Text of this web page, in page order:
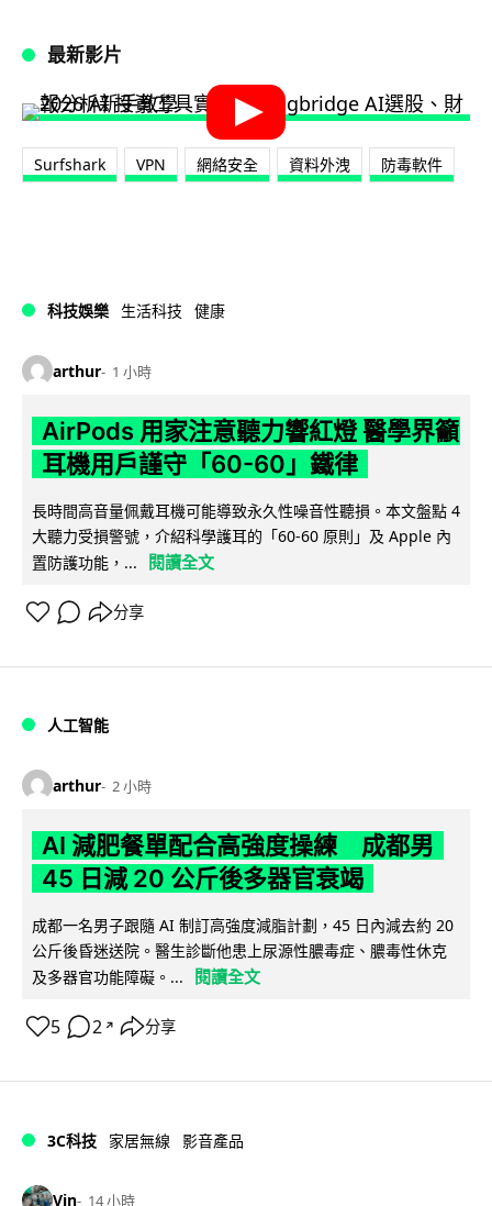
最新影片
Surfshark VPN 網絡安全 資料外洩 防毒軟件
科技娛樂 生活科技 健康
arthur 1 小時
AirPods 用家注意聽力響紅燈 醫學界籲
耳機用戶謹守「60-60」鐵律
長時間高音量佩戴耳機可能導致永久性噪音性聽損。本文盤點 4
大聽力受損警號，介紹科學護耳的「60-60 原則」及 Apple 內
置防護功能，...
閱讀全文
分享
人工智能
arthur 2 小時
AI 減肥餐單配合高強度操練 成都男
45 日減 20 公斤後多器官衰竭
成都一名男子跟隨 AI 制訂高強度減脂計劃，45 日內減去約 20
公斤後昏迷送院。醫生診斷他患上尿源性膿毒症、膿毒性休克
及多器官功能障礙。...
閱讀全文
5 2 ↗ 分享
3C科技 家居無線 影音產品
Vin 14 小時